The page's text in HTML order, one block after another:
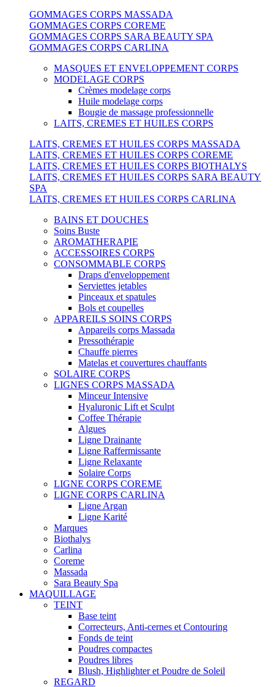
GOMMAGES CORPS MASSADA
GOMMAGES CORPS COREME
GOMMAGES CORPS SARA BEAUTY SPA
GOMMAGES CORPS CARLINA
MASQUES ET ENVELOPPEMENT CORPS
MODELAGE CORPS
Crèmes modelage corps
Huile modelage corps
Bougie de massage professionnelle
LAITS, CREMES ET HUILES CORPS
LAITS, CREMES ET HUILES CORPS MASSADA
LAITS, CREMES ET HUILES CORPS COREME
LAITS, CREMES ET HUILES CORPS BIOTHALYS
LAITS, CREMES ET HUILES CORPS SARA BEAUTY
SPA
LAITS, CREMES ET HUILES CORPS CARLINA
BAINS ET DOUCHES
Soins Buste
AROMATHERAPIE
ACCESSOIRES CORPS
CONSOMMABLE CORPS
Draps d'enveloppement
Serviettes jetables
Pinceaux et spatules
Bols et coupelles
APPAREILS SOINS CORPS
Appareils corps Massada
Pressothérapie
Chauffe pierres
Matelas et couvertures chauffants
SOLAIRE CORPS
LIGNES CORPS MASSADA
Minceur Intensive
Hyaluronic Lift et Sculpt
Coffee Thérapie
Algues
Ligne Drainante
Ligne Raffermissante
Ligne Relaxante
Solaire Corps
LIGNE CORPS COREME
LIGNE CORPS CARLINA
Ligne Argan
Ligne Karité
Marques
Biothalys
Carlina
Coreme
Massada
Sara Beauty Spa
MAQUILLAGE
TEINT
Base teint
Correcteurs, Anti-cernes et Contouring
Fonds de teint
Poudres compactes
Poudres libres
Blush, Highlighter et Poudre de Soleil
REGARD